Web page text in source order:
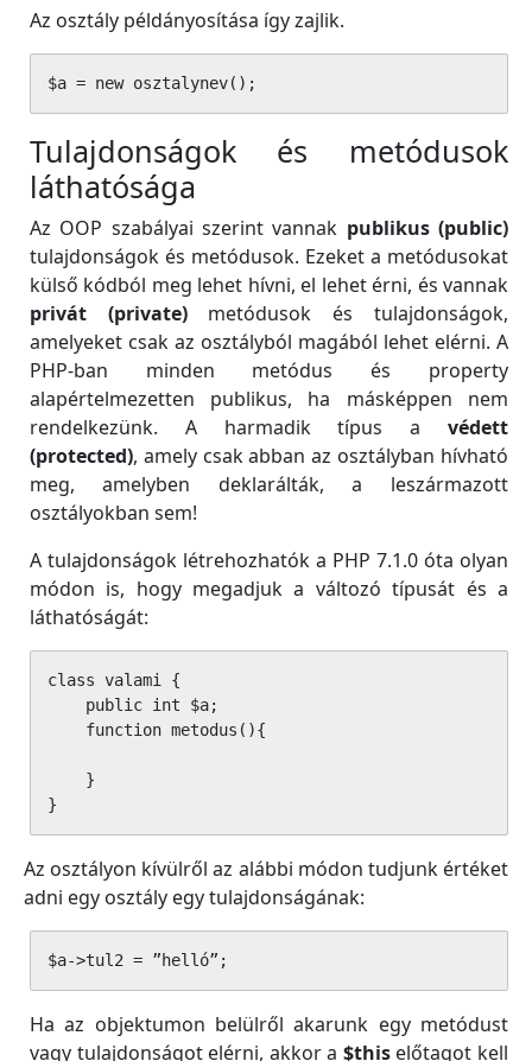
Az osztály példányosítása így zajlik.
$a = new osztalynev();
Tulajdonságok és metódusok
láthatósága
Az OOP szabályai szerint vannak publikus (public)
tulajdonságok és metódusok. Ezeket a metódusokat
külső kódból meg lehet hívni, el lehet érni, és vannak
privát (private) metódusok és tulajdonságok,
amelyeket csak az osztályból magából lehet elérni. A
PHP-ban minden metódus és property
alapértelmezetten publikus, ha másképpen nem
rendelkezünk. A harmadik típus a védett
(protected), amely csak abban az osztályban hívható
meg, amelyben deklarálták, a leszármazott
osztályokban sem!
A tulajdonságok létrehozhatók a PHP 7.1.0 óta olyan
módon is, hogy megadjuk a változó típusát és a
láthatóságát:
class valami {
    public int $a;
    function metodus(){
    }
}
Az osztályon kívülről az alábbi módon tudjunk értéket
adni egy osztály egy tulajdonságának:
$a->tul2 = ”helló”;
Ha az objektumon belülről akarunk egy metódust
vagy tulajdonságot elérni, akkor a $thiselőtagot kell